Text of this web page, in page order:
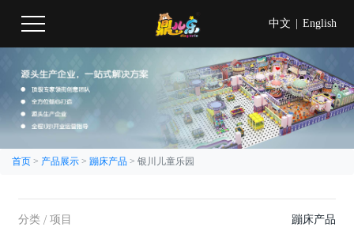
中文 English
首页 > 产品展示 > 蹦床产品 > 银川儿童乐园
分类 / 项目 蹦床产品